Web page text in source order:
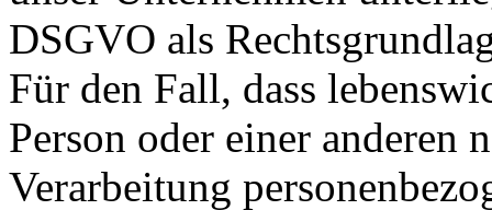
DSGVO als
Für den Fall, dass
Person oder einer anderen
Verarbeitung